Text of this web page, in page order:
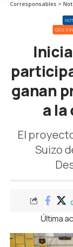
ODS 9
ganan
a
El
Suizo
Última